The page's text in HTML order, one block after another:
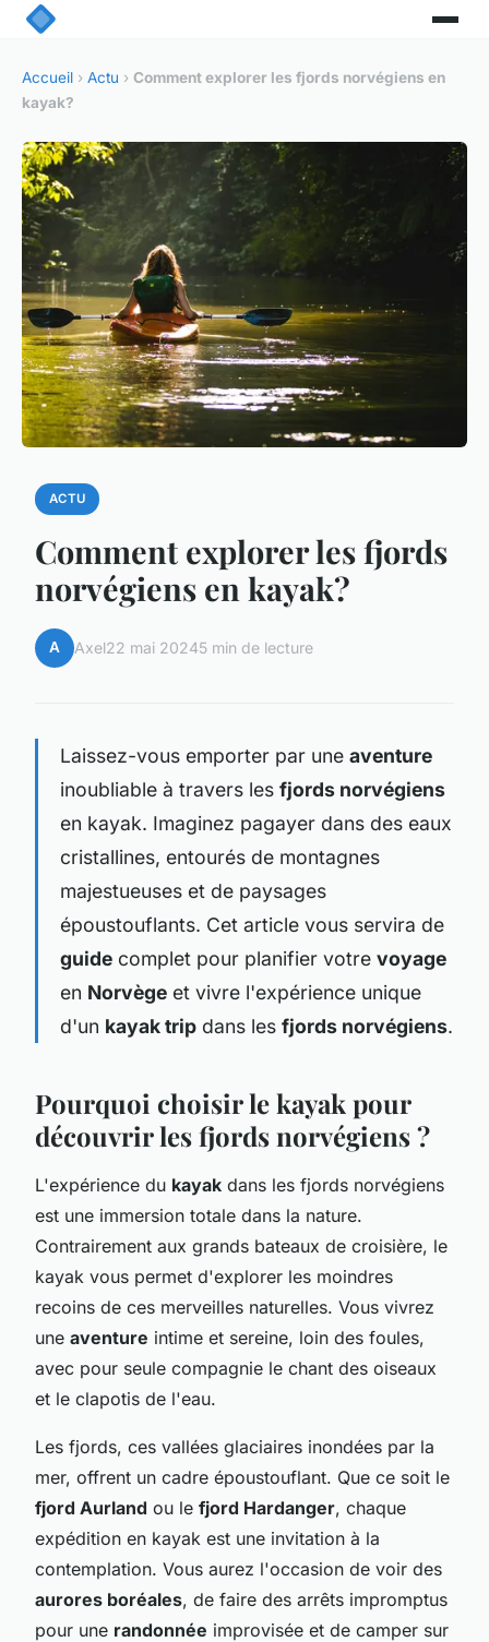
Accueil › Actu › Comment explorer les fjords norvégiens en
kayak?
ACTU
Comment explorer les fjords
norvégiens en kayak?
A Axel22 mai 20245 min de lecture
Laissez-vous emporter par une aventure
inoubliable à travers les fjords norvégiens
en kayak. Imaginez pagayer dans des eaux
cristallines, entourés de montagnes
majestueuses et de paysages
époustouflants. Cet article vous servira de
guide complet pour planifier votre voyage
en Norvège et vivre l'expérience unique
d'un kayak trip dans les fjords norvégiens.
Pourquoi choisir le kayak pour
découvrir les fjords norvégiens ?
L'expérience du kayak dans les fjords norvégiens
est une immersion totale dans la nature.
Contrairement aux grands bateaux de croisière, le
kayak vous permet d'explorer les moindres
recoins de ces merveilles naturelles. Vous vivrez
une aventure intime et sereine, loin des foules,
avec pour seule compagnie le chant des oiseaux
et le clapotis de l'eau.
Les fjords, ces vallées glaciaires inondées par la
mer, offrent un cadre époustouflant. Que ce soit le
fjord Aurland ou le fjord Hardanger, chaque
expédition en kayak est une invitation à la
contemplation. Vous aurez l'occasion de voir des
aurores boréales, de faire des arrêts impromptus
pour une randonnée improvisée et de camper sur